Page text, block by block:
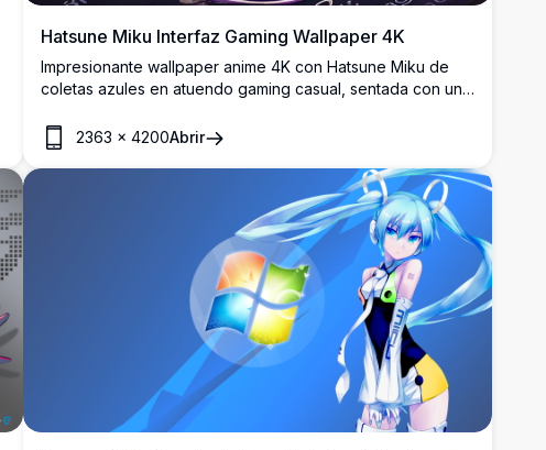
Hatsune Miku Interfaz Gaming Wallpaper 4K
Impresionante wallpaper anime 4K con Hatsune Miku de
coletas azules en atuendo gaming casual, sentada con una
Wallpaper de escritorio en alta resolución perfecto con
vibrante estética cyberpunk púrpura y azul para
2363 × 4200Abrir